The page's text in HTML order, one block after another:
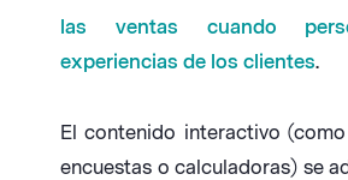
las ventas cuando
experiencias de los clientes.
El contenido interactivo
encuestas o calculadoras) se